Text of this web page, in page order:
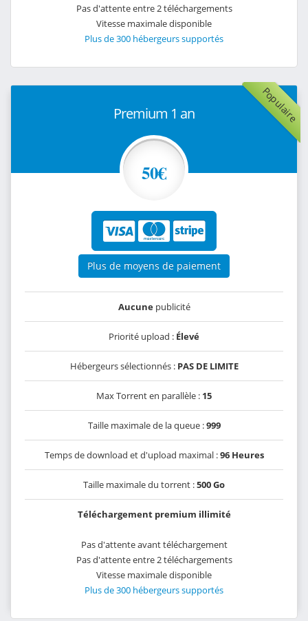
Pas d'attente entre 2 téléchargements
Vitesse maximale disponible
Plus de 300 hébergeurs supportés
Populaire
Premium 1 an
50€
Plus de moyens de paiement
Aucunepublicité
Priorité upload : Élevé
Hébergeurs sélectionnés : PAS DE LIMITE
Max Torrent en parallèle : 15
Taille maximale de la queue :999
Temps de download et d'upload maximal :96 Heures
Taille maximale du torrent :500 Go
Téléchargement premium illimité
Pas d'attente avant téléchargement
Pas d'attente entre 2 téléchargements
Vitesse maximale disponible
Plus de 300 hébergeurs supportés